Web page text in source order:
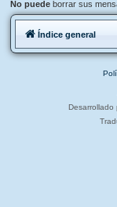
No puede borrar sus
Índice general
Desarrollado